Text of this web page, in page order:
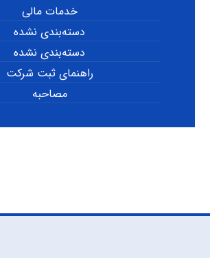
خدمات مالی
دسته‌بندی نشده
دسته‌بندی نشده
راهنمای ثبت شرکت
مصاحبه